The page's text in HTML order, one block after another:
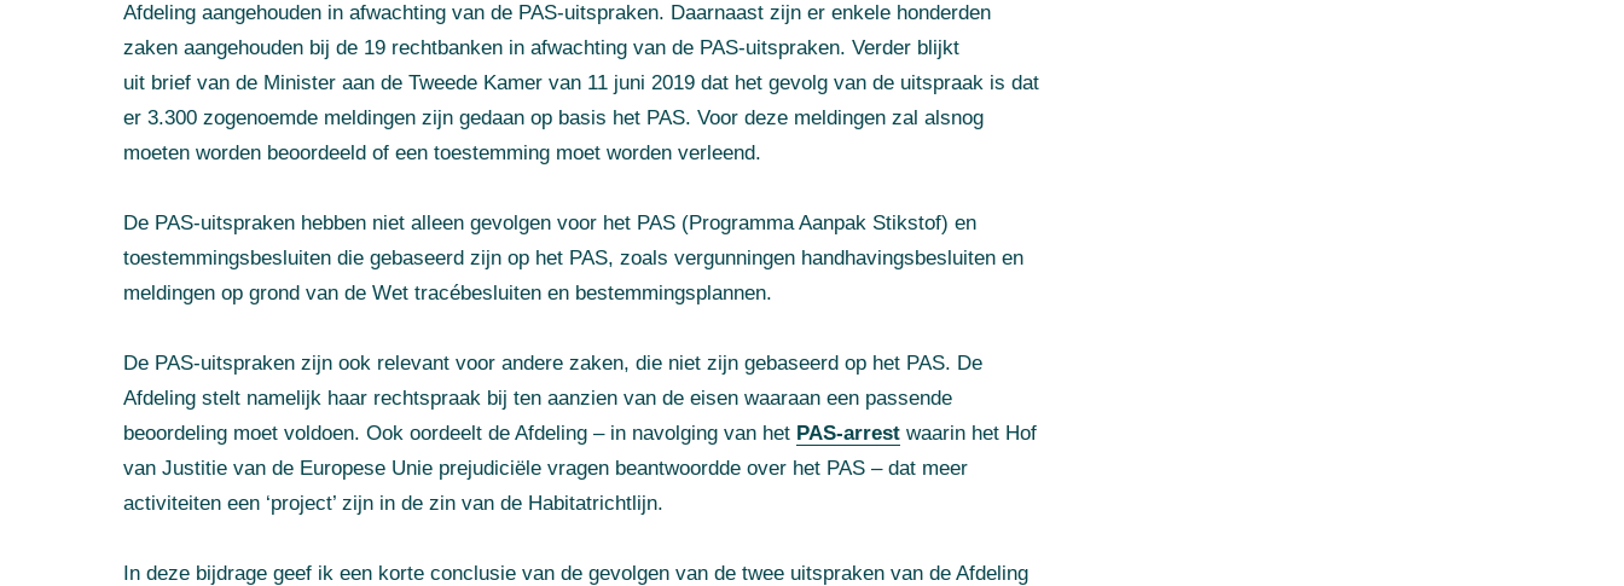
Afdeling aangehouden in afwachting van de PAS-uitspraken. Daarnaast zijn er enkele honderden
zaken aangehouden bij de 19 rechtbanken in afwachting van de PAS-uitspraken. Verder blijkt
uit brief van de Minister aan de Tweede Kamer van 11 juni 2019 dat het gevolg van de uitspraak is dat
er 3.300 zogenoemde meldingen zijn gedaan op basis het PAS. Voor deze meldingen zal alsnog
moeten worden beoordeeld of een toestemming moet worden verleend.
De PAS-uitspraken hebben niet alleen gevolgen voor het PAS (Programma Aanpak Stikstof) en
toestemmingsbesluiten die gebaseerd zijn op het PAS, zoals vergunningen handhavingsbesluiten en
meldingen op grond van de Wet tracébesluiten en bestemmingsplannen.
De PAS-uitspraken zijn ook relevant voor andere zaken, die niet zijn gebaseerd op het PAS. De
Afdeling stelt namelijk haar rechtspraak bij ten aanzien van de eisen waaraan een passende
beoordeling moet voldoen. Ook oordeelt de Afdeling – in navolging van het PAS-arrest waarin het Hof
van Justitie van de Europese Unie prejudiciële vragen beantwoordde over het PAS – dat meer
activiteiten een ‘project’ zijn in de zin van de Habitatrichtlijn.
In deze bijdrage geef ik een korte conclusie van de gevolgen van de twee uitspraken van de Afdeling